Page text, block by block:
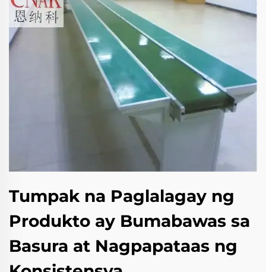
Tumpak na Paglalagay ng
Produkto ay Bumabawas sa
Basura at Nagpapataas ng